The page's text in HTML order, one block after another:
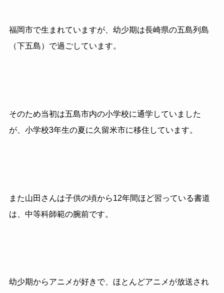
福岡市で生まれていますが、幼少期は長崎県の五島列島
（下五島）で過ごしています。
そのため当初は五島市内の小学校に通学していました
が、小学校3年生の夏に久留米市に移住しています。
また山田さんは子供の頃から12年間ほど習っている書道
は、中等科師範の腕前です。
幼少期からアニメが好きで、ほとんどアニメが放送され